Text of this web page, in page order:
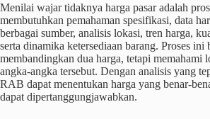
Menilai wajar tidaknya harga pasar adalah
membutuhkan pemahaman spesifikasi, data
berbagai sumber, analisis lokasi, tren harga,
serta dinamika ketersediaan barang. Proses ini
membandingkan dua harga, tetapi memahami
angka-angka tersebut. Dengan analisis yang
RAB dapat menentukan harga yang benar-
dapat dipertanggungjawabkan.